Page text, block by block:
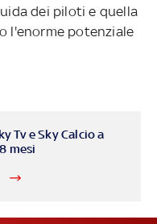
dei piloti e quella
l'enorme potenziale
Tv e Sky Calcio a
mesi